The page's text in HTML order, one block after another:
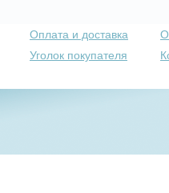
Оплата и доставка
Уголок покупателя